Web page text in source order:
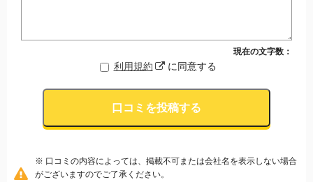
現在の文字数：
利用規約 に同意する
口コミを投稿する
※ 口コミの内容によっては、掲載不可または会社名を表示しない場合
がございますのでご了承ください。